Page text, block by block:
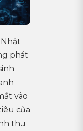
Nhật
phát
vào
của
thu